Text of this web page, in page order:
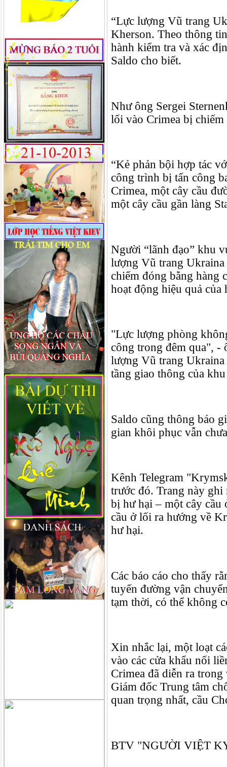
“Lực lượng Vũ trang
Kherson. Theo thông
hành kiểm tra và xác
Saldo cho biết.
Như ông Sergei
lối vào Crimea bị
“Kẻ phản bội hợp tác
công trình bị tấn công
Crimea, một cây cầu
một cây cầu gần làng
Người “lãnh đạo” khu
lượng Vũ trang Ukraina
chiếm đóng bằng hàng
hoạt động hiệu quả
"Lực lượng phòng
công trong đêm qua", -
lượng Vũ trang Ukraina
tầng giao thông của
Saldo cũng thông báo
gian khôi phục vẫn
Kênh Telegram
trước đó. Trang này ghi
bị hư hại – một cây
cầu ở lối ra hướng về
hư hại.
Các báo cáo cho thấy
tuyến đường vận
tạm thời, có thể không
Xin nhắc lại, một loạt
vào các cửa khẩu nối
Crimea đã diễn ra
Giám đốc Trung tâm
quan trọng nhất, cầu
BTV "NGƯỜI VIỆT